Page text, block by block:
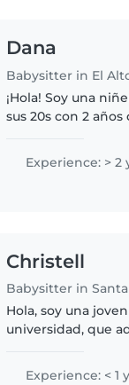
Dana
Babysitter in El
¡Hola! Soy una
sus 20s con 2
Experience: > 2
Christell
Babysitter in
Hola, soy una
universidad, que
cuidando a bebés y..
Experience: < 1